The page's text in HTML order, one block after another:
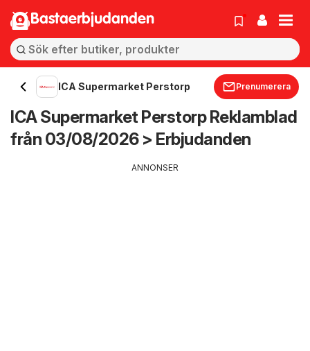
Bastaerbjudanden
ICA Supermarket Perstorp Prenumerera
ICA Supermarket Perstorp Reklamblad
från 03/08/2026 > Erbjudanden
ANNONSER